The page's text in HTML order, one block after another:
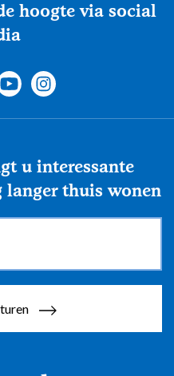
hoogte via social
u interessante
thuis wonen